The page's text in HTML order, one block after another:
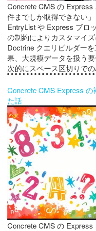
Concrete CMS の
件までしか取得できない
EntryList や Express ブロ
の制約によりカスタマイ
Doctrine クエリビルダー
果、大規模データを扱う
次的にスペース区切りで
Concrete CMS Express
た話
Concrete CMS の